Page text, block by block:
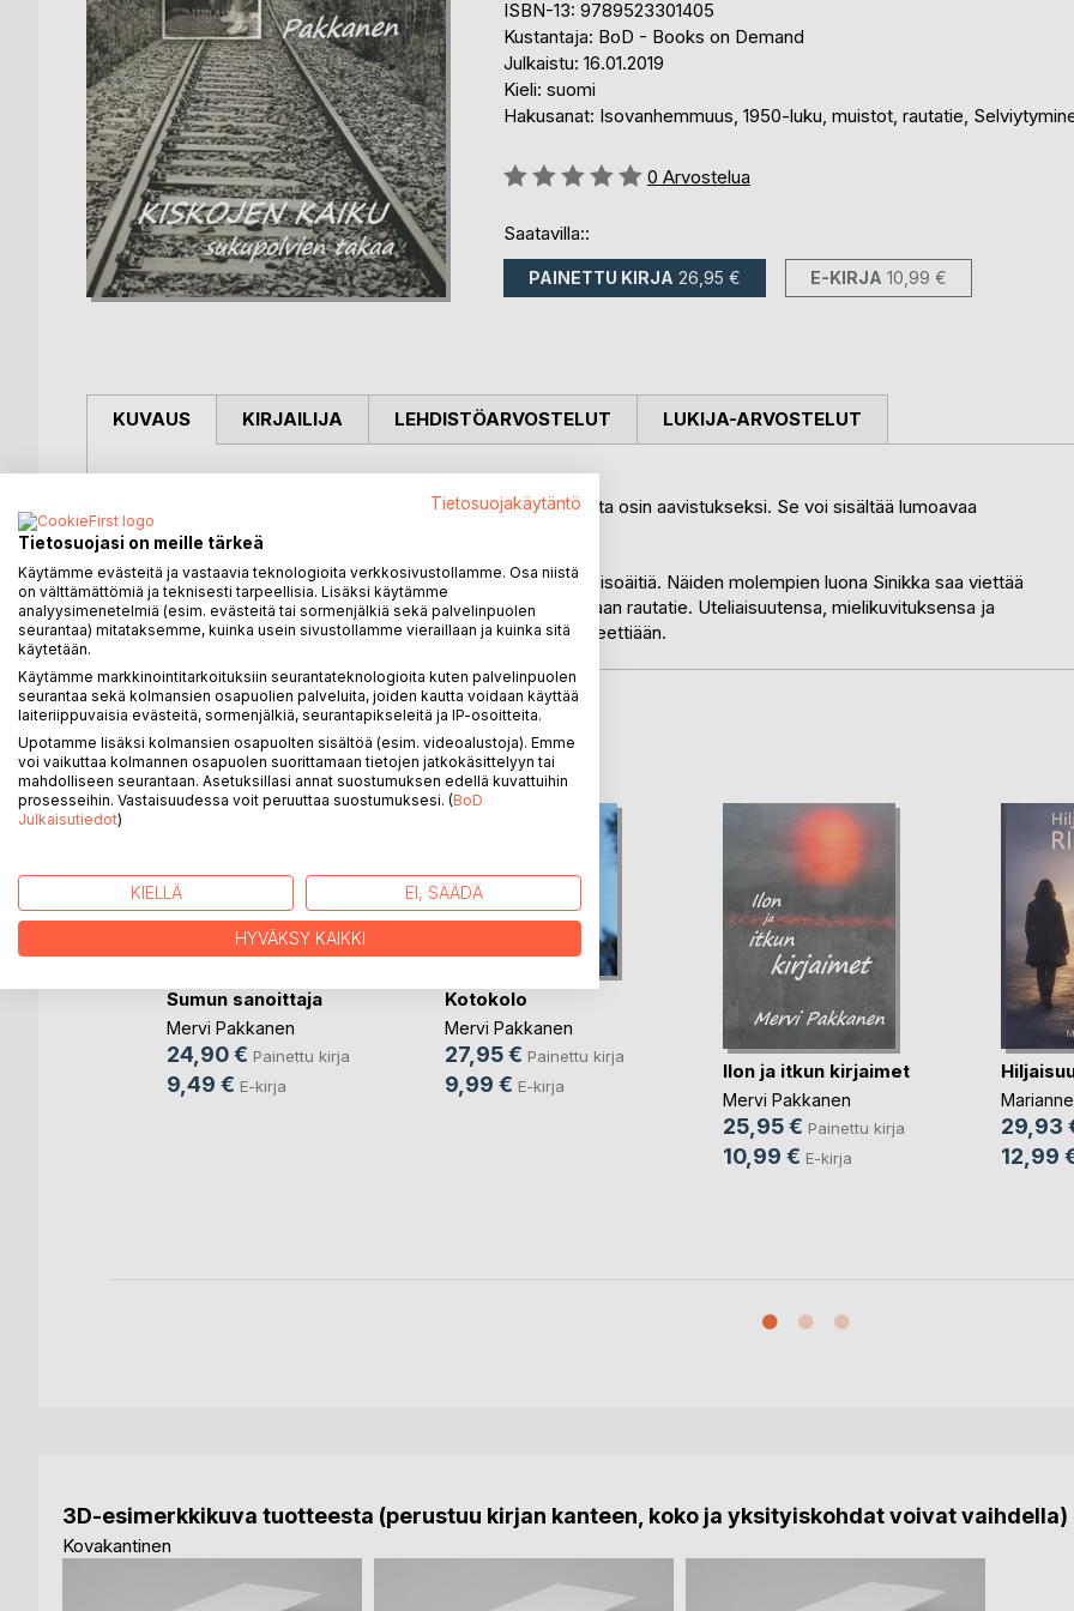
ISBN-13: 9789523301405
Kustantaja: BoD - Books on Demand
Julkaistu: 16.01.2019
Kieli: suomi
Hakusanat: Isovanhemmuus, 1950-luku, muistot, rautatie,
Arvostelu::
0 Arvostelua
Saatavilla::
PAINETTU KIRJA 26,95 € E-KIRJA 10,99 €
KUVAUS
Jokainen meistä on osa sukupolvien tarinaa, joka jää monilta osin aavistukseksi. Se voi sisältää lumoavaa
kiehtovuutta, mutta myös hämmennystä ja kuolemaa.
Tämä teos kertoo tytöstä, Sinikasta, jolla on kaksi erilaista isoäitiä. Näiden molempien luona Sinikka saa viettää
aikaansa ja näiden molempien taustaan liittyy omalla tavallaan rautatie. Uteliaisuutensa, mielikuvituksensa ja
herkkyytensä avulla Sinikka alkaa muodostaa omaa identiteettiään.
KIRJAILIJA LEHDISTÖARVOSTELUT LUKIJA-ARVOSTELUT
LISÄÄ KIRJOJA BoD:LLA
Sumun sanoittaja
Mervi Pakkanen
24,90 € Painettu kirja
9,49 € E-kirja
Kotokolo
Mervi Pakkanen
27,95 € Painettu kirja
9,99 € E-kirja
Ilon ja itkun kirjaimet
Mervi Pakkanen
25,95 € Painettu kirja
10,99 € E-kirja
29,93
12,99
3D-esimerkkikuva tuotteesta (perustuu kirjan kanteen, koko ja yksityiskohdat voivat vaihdella)
Kovakantinen
Tietosuojakäytäntö
Tietosuojasi on meille tärkeä
Käytämme evästeitä ja vastaavia teknologioita verkkosivustollamme. Osa niistä
on välttämättömiä ja teknisesti tarpeellisia. Lisäksi käytämme
analyysimenetelmiä (esim. evästeitä tai sormenjälkiä sekä palvelinpuolen
seurantaa) mitataksemme, kuinka usein sivustollamme vieraillaan ja kuinka sitä
käytetään.
Käytämme markkinointitarkoituksiin seurantateknologioita kuten palvelinpuolen
seurantaa sekä kolmansien osapuolien palveluita, joiden kautta voidaan käyttää
laiteriippuvaisia evästeitä, sormenjälkiä, seurantapikseleitä ja IP-osoitteita.
Upotamme lisäksi kolmansien osapuolten sisältöä (esim. videoalustoja). Emme
voi vaikuttaa kolmannen osapuolen suorittamaan tietojen jatkokäsittelyyn tai
mahdolliseen seurantaan. Asetuksillasi annat suostumuksen edellä kuvattuihin
prosesseihin. Vastaisuudessa voit peruuttaa suostumuksesi. (BoD
Julkaisutiedot)
KIELLÄ EI, SÄÄDÄ
HYVÄKSY KAIKKI